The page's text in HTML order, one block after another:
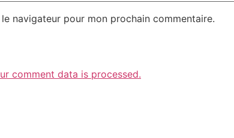
navigateur pour mon prochain commentaire.
comment data is processed.